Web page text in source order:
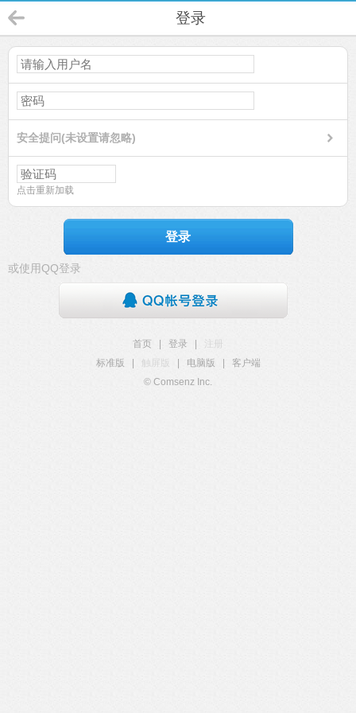
登录
安全提问(未设置请忽略)
点击重新加载
登录
或使用QQ登录
首页 登录
注册
标准版
触屏版 电脑版
客户端
© Comsenz Inc.